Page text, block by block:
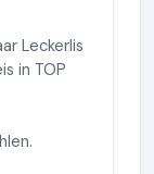
Leckerlis
in TOP